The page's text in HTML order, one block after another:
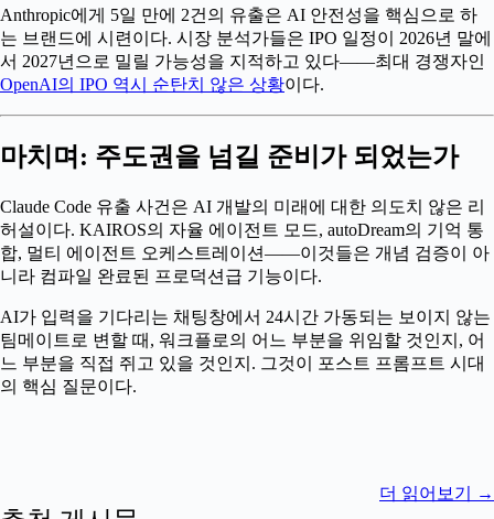
Anthropic에게 5일 만에 2건의 유출은 AI 안전성을 핵심으로 하
는 브랜드에 시련이다. 시장 분석가들은 IPO 일정이 2026년 말에
서 2027년으로 밀릴 가능성을 지적하고 있다——최대 경쟁자인
OpenAI의 IPO 역시 순탄치 않은 상황이다.
마치며: 주도권을 넘길 준비가 되었는가
Claude Code 유출 사건은 AI 개발의 미래에 대한 의도치 않은 리
허설이다. KAIROS의 자율 에이전트 모드, autoDream의 기억 통
합, 멀티 에이전트 오케스트레이션——이것들은 개념 검증이 아
니라 컴파일 완료된 프로덕션급 기능이다.
AI가 입력을 기다리는 채팅창에서 24시간 가동되는 보이지 않는
팀메이트로 변할 때, 워크플로의 어느 부분을 위임할 것인지, 어
느 부분을 직접 쥐고 있을 것인지. 그것이 포스트 프롬프트 시대
의 핵심 질문이다.
더 읽어보기 →